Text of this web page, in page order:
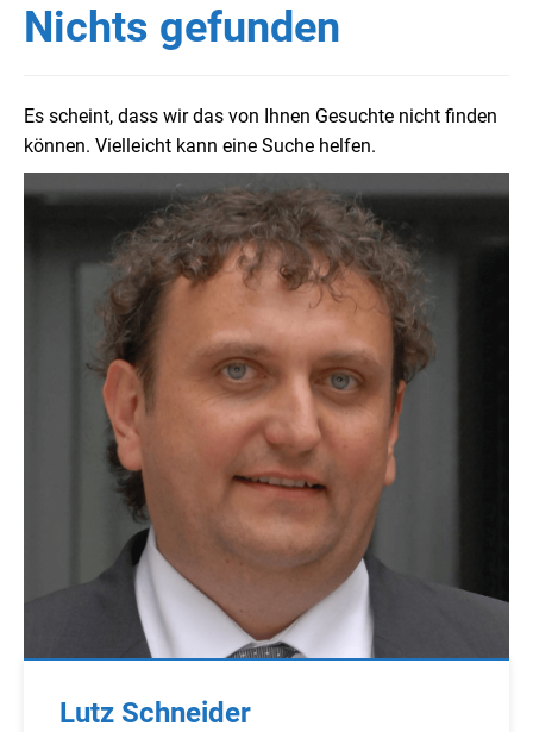
Nichts gefunden
Es scheint, dass wir das von Ihnen Gesuchte nicht finden
können. Vielleicht kann eine Suche helfen.
Lutz Schneider